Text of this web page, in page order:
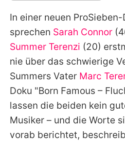
Alle Themen auf
Jobs
App
Team
Redaktionelle
In einer neuen
sprechen Sarah Connor
Summer Terenzi (20)
nie über das schwierige
Summers Vater Marc
Doku "Born Famous –
lassen die beiden kein
Musiker – und die Worte
vorab berichtet,